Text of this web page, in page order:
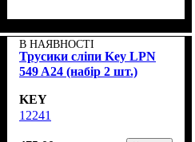
В НАЯВНОСТІ
Трусики сліпи Key LPN
549 A24 (набір 2 шт.)
KEY
12241